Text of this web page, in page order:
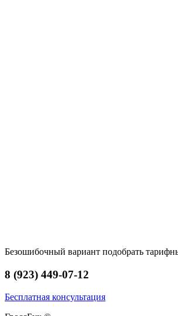
Безошибочный вариант подобрать
8 (923) 449-07-12
Бесплатная консультация